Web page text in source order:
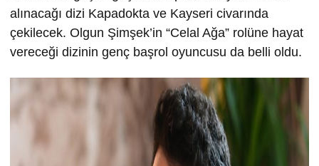
alınacağı dizi Kapadokta ve Kayseri civarında
çekilecek. Olgun Şimşek’in “Celal Ağa” rolüne hayat
vereceği dizinin genç başrol oyuncusu da belli oldu.